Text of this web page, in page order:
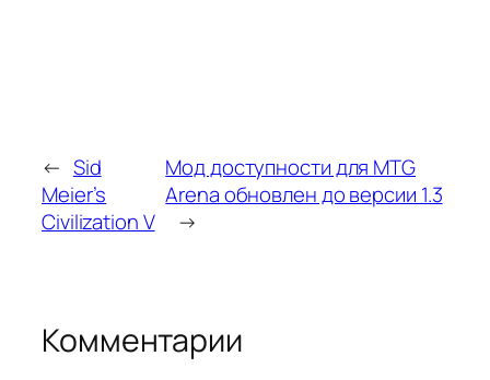
← Sid
Meier’s
Civilization V
Мод доступности для MTG
Arena обновлен до версии 1.3
→
Комментарии